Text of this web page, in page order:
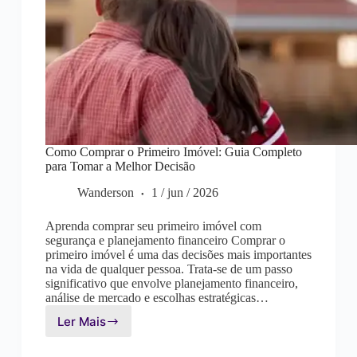
Como Comprar o Primeiro Imóvel: Guia Completo
para Tomar a Melhor Decisão
Wanderson
1 / jun / 2026
Aprenda comprar seu primeiro imóvel com
segurança e planejamento financeiro Comprar o
primeiro imóvel é uma das decisões mais importantes
na vida de qualquer pessoa. Trata-se de um passo
significativo que envolve planejamento financeiro,
análise de mercado e escolhas estratégicas…
Ler Mais
Como